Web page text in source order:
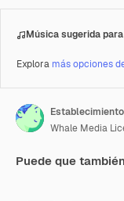
Música sugerida
Explora más opciones
Whale Media
Puede que